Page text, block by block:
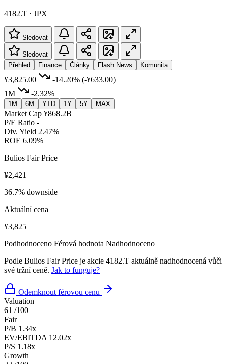
4182.T · JPX
Sledovat
Sledovat
Přehled
Finance Články Flash News Komunita
¥3,825.00 -14.20% (-¥633.00)
1M
-2.32%
1M 6M YTD 1Y 5Y MAX
Market Cap ¥868.2B
P/E Ratio -
Div. Yield 2.47%
ROE 6.09%
Bulios Fair Price
¥2,421
36.7% downside
Aktuální cena
¥3,825
Podhodnoceno Férová hodnota Nadhodnoceno
Podle Bulios Fair Price je akcie 4182.T aktuálně nadhodnocená vůči
své tržní ceně. Jak to funguje?
Odemknout férovou cenu
Valuation
61 /100
Fair
P/B 1.34x
EV/EBITDA 12.02x
P/S 1.18x
Growth